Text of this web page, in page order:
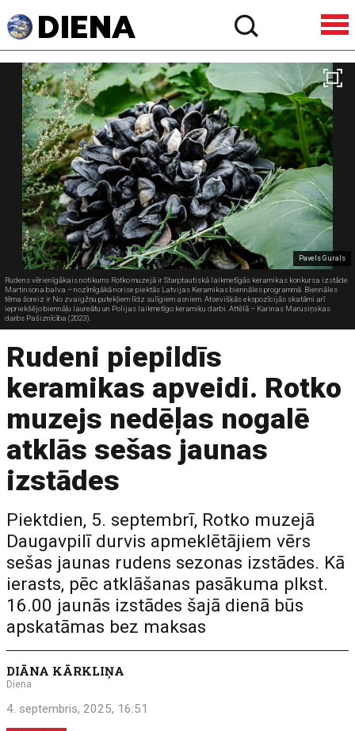
Pavels Gurals
Rudens vērienīgākais notikums Rotko muzejā ir Starptautiskā laikmetīgās keramikas konkursa izstāde
Martinsona balva – nozīmīgākā norise piektās Latvijas Keramikas biennāles programmā. Biennāles
tēma šoreiz ir No zvaigžņu putekļiem līdz sulīgiem asniem. Atsevišķās ekspozīcijās skatāmi arī
iepriekšējo biennāļu laureātu un Polijas laikmetīgo keramiķu darbi. Attēlā – Karinas Marusiņskas
darbs Pašiznīcība (2023).
Rudeni piepildīs
keramikas apveidi. Rotko
muzejs nedēļas nogalē
atklās sešas jaunas
izstādes
Piektdien, 5. septembrī, Rotko muzejā
Daugavpilī durvis apmeklētājiem vērs
sešas jaunas rudens sezonas izstādes. Kā
ierasts, pēc atklāšanas pasākuma plkst.
16.00 jaunās izstādes šajā dienā būs
apskatāmas bez maksas
DIĀNA KĀRKLIŅA
Diena
4. septembris, 2025, 16:51